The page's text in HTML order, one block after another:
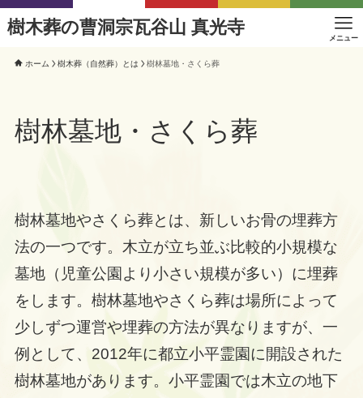
樹木葬の曹洞宗瓦谷山 真光寺
メニュー
ホーム 樹木葬（自然葬）とは 樹林墓地・さくら葬
樹林墓地・さくら葬
樹林墓地やさくら葬とは、新しいお骨の埋葬方
法の一つです。木立が立ち並ぶ比較的小規模な
墓地（児童公園より小さい規模が多い）に埋葬
をします。樹林墓地やさくら葬は場所によって
少しずつ運営や埋葬の方法が異なりますが、一
例として、2012年に都立小平霊園に開設された
樹林墓地があります。小平霊園では木立の地下